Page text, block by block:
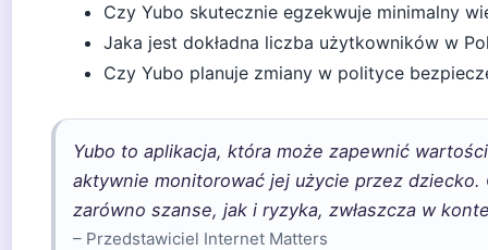
Czy Yubo skutecznie egzekwuje minimalny
Jaka jest dokładna liczba użytkowników w
Czy Yubo planuje zmiany w polityce
Yubo to aplikacja, która może zapewnić
aktywnie monitorować jej użycie przez
zarówno szanse, jak i ryzyka, zwłaszcza w
– Przedstawiciel Internet Matters